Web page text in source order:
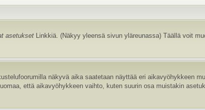
asetukset Linkkiä. (Näkyy yleensä sivun yläreunassa) Täällä voit
näkyvä aika saatetaan näyttää eri aikavyöhykkeen
että aikavyöhykkeen vaihto, kuten suurin osa muistakin